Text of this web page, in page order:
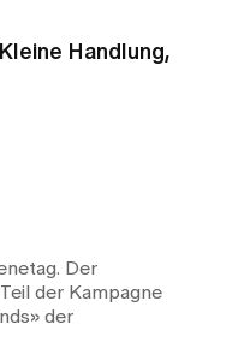
Handlung,
Der
der Kampagne
der